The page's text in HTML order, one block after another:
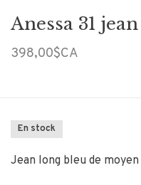
Anessa 31
398,00$CA
En stock
Jean long bleu de